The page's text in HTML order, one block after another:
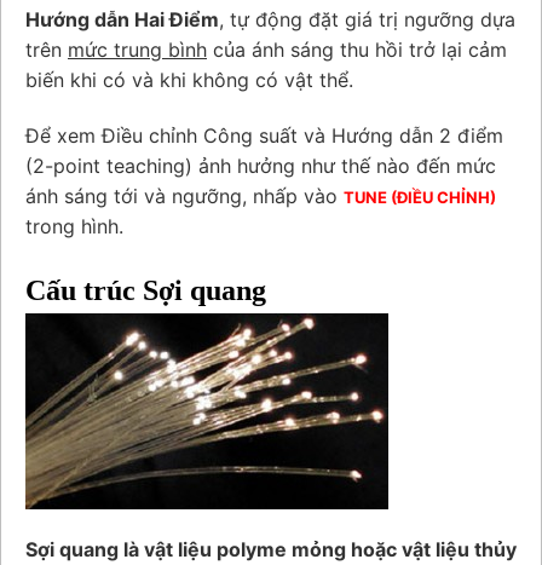
Hướng dẫn Hai Điểm, tự động đặt giá trị ngưỡng dựa
trên mức trung bình của ánh sáng thu hồi trở lại cảm
biến khi có và khi không có vật thể.
Để xem Điều chỉnh Công suất và Hướng dẫn 2 điểm
(2-point teaching) ảnh hưởng như thế nào đến mức
ánh sáng tới và ngưỡng, nhấp vào TUNE (ĐIỀU CHỈNH)
trong hình.
Cấu trúc Sợi quang
Sợi quang là vật liệu polyme mỏng hoặc vật liệu thủy